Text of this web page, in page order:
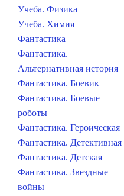
Учеба. Физика
Учеба. Химия
Фантастика
Фантастика.
Альтернативная история
Фантастика. Боевик
Фантастика. Боевые
роботы
Фантастика. Героическая
Фантастика. Детективная
Фантастика. Детская
Фантастика. Звездные
войны